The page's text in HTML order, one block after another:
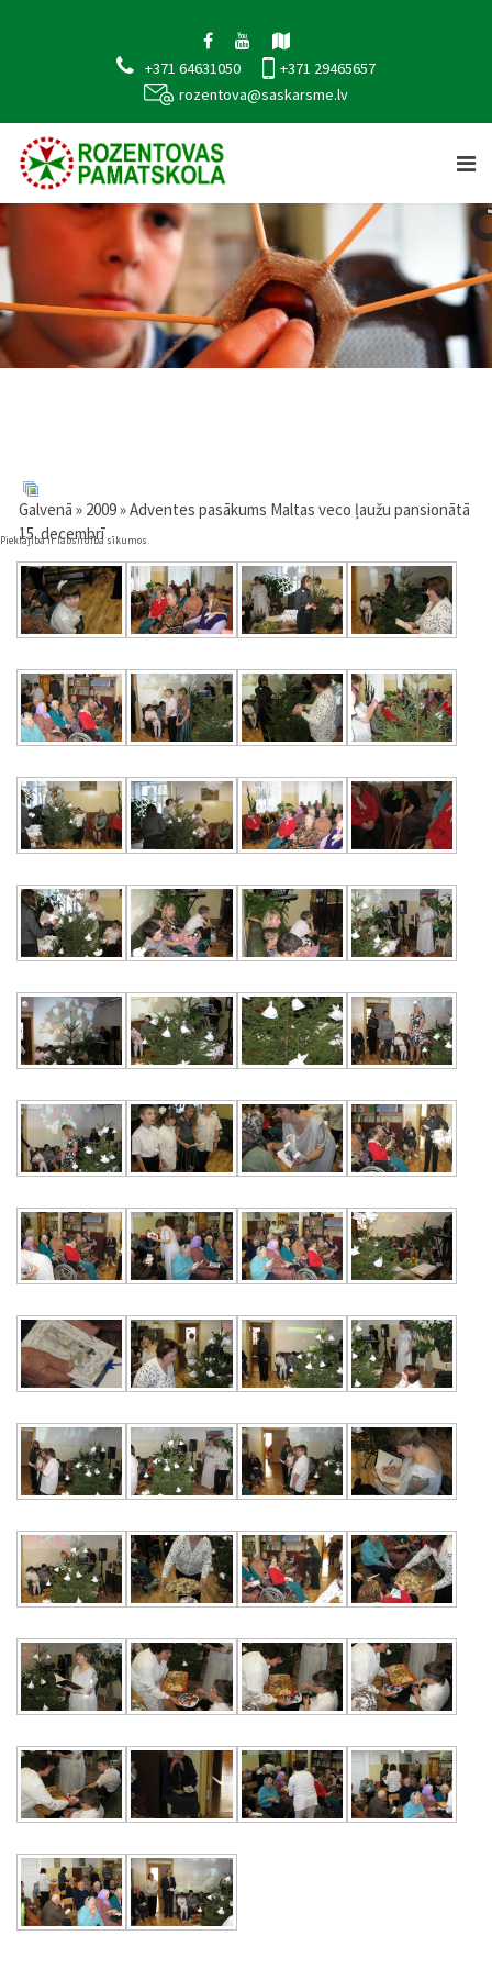
+371 64631050
+371 29465657
rozentova@saskarsme.lv
Pieklājība ir labsirdība sīkumos.
Galvenā » 2009» Adventes pasākums Maltas veco ļaužu pansionātā
15. decembrī